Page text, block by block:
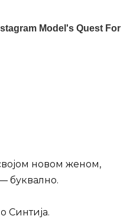
новом женом,
буквално.
Синтија.